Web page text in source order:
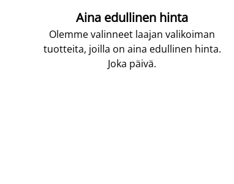
Aina edullinen hinta
Olemme valinneet laajan valikoiman
tuotteita, joilla on aina edullinen hinta.
Joka päivä.